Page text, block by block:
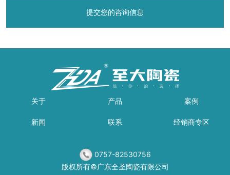
关于 产品 案例
新闻 联系 经销商专区
0757-82530756
版权所有©广东全圣陶瓷有限公司